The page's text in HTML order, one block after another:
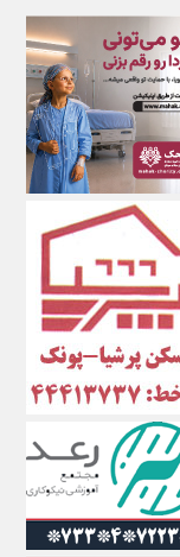
اکوفارس
اکونگار
اکونیوز
الف
انتشار آنلاین
اندیشه قرن
اندیشه معاصر
اندیشه ها
انرژی پرس
ای استخدام
ایتنا
ایراف
ایران آرت
ایران آنلاین
ایران زندگی
ایران فوری
ایرانی روز
ایرانیتال
ایرنا
ایسکانیوز